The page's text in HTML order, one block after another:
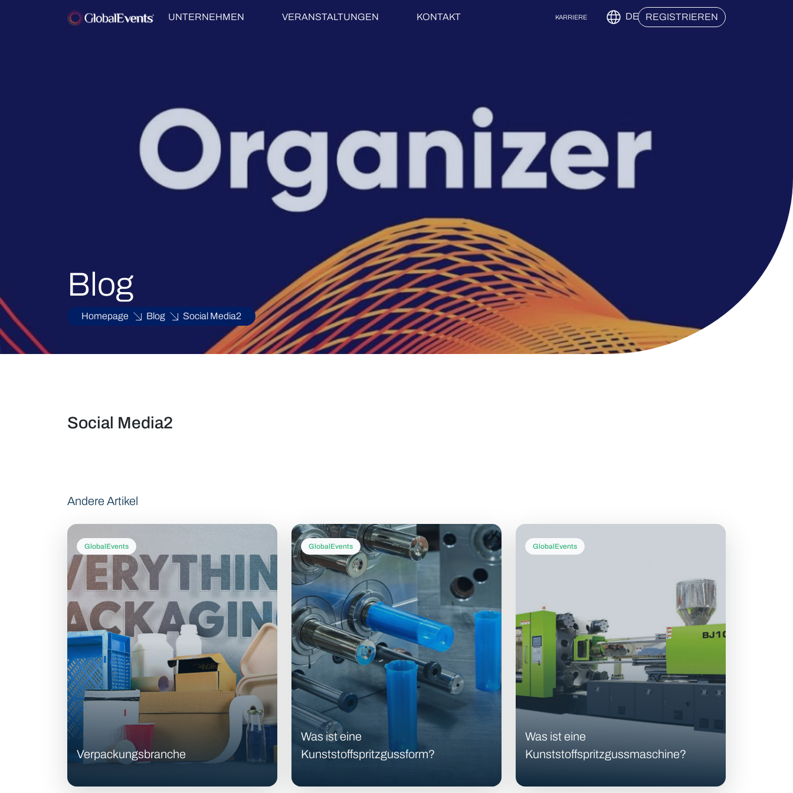
UNTERNEHMEN VERANSTALTUNGEN KONTAKT KARRIERE DE REGISTRIEREN
Blog
Homepage Blog Social Media2
Social Media2
Andere Artikel
GlobalEvents
Verpackungsbranche
GlobalEvents
Was ist eine
Kunststoffspritzgussform?
GlobalEvents
Was ist eine
Kunststoffspritzgussmaschine?